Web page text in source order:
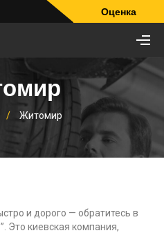
Оценка
/ Житомир
и дорого — обратитесь в
Это киевская компания,